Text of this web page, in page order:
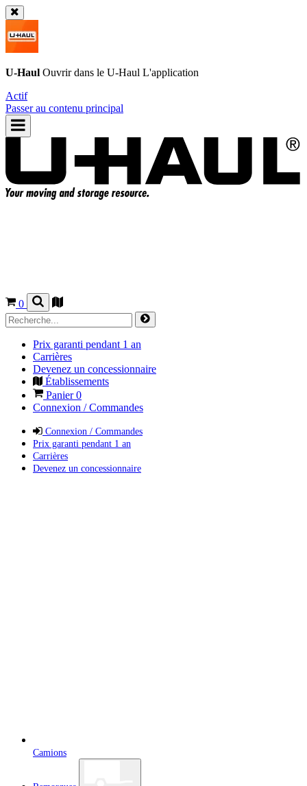
U-Haul Ouvrir dans le U-Haul L'application
Actif
Passer au contenu principal
0
Prix garanti pendant 1 an
Carrières
Devenez un concessionnaire
Établissements
Panier0
Connexion / Commandes
Connexion / Commandes
Prix garanti pendant 1 an
Carrières
Devenez un concessionnaire
Camions